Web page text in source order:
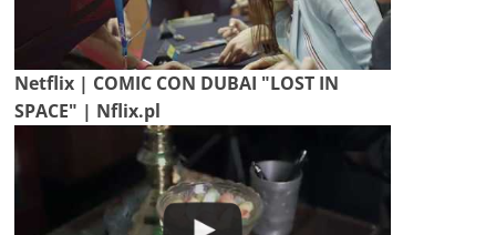
Netflix | COMIC CON DUBAI "LOST IN
SPACE" | Nflix.pl